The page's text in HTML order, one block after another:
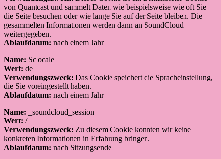
von Quantcast und sammelt Daten wie beispielsweise wie oft Sie
die Seite besuchen oder wie lange Sie auf der Seite bleiben. Die
gesammelten Informationen werden dann an SoundCloud
weitergegeben.
Ablaufdatum: nach einem Jahr
Name: Sclocale
Wert: de
Verwendungszweck: Das Cookie speichert die Spracheinstellung,
die Sie voreingestellt haben.
Ablaufdatum: nach einem Jahr
Name:
_soundcloud_session
Wert: /
Verwendungszweck: Zu diesem Cookie konnten wir keine
konkreten Informationen in Erfahrung bringen.
Ablaufdatum: nach Sitzungsende